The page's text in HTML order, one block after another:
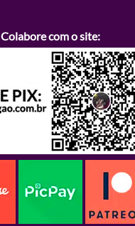
Colabore com o site: